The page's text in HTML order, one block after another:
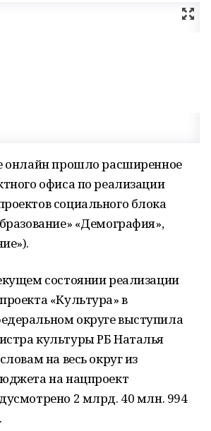
онлайн прошло расширенное
офиса по реализации
социального блока
«Демография»,
состоянии реализации
«Культура» в
округе выступила
культуры РБ Наталья
на весь округ из
на нацпроект
2 млрд. 40 млн. 994